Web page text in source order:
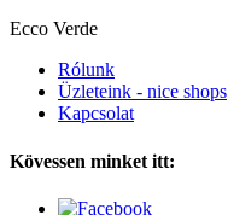
Ecco Verde
Rólunk
Üzleteink - nice shops
Kapcsolat
Kövessen minket itt: